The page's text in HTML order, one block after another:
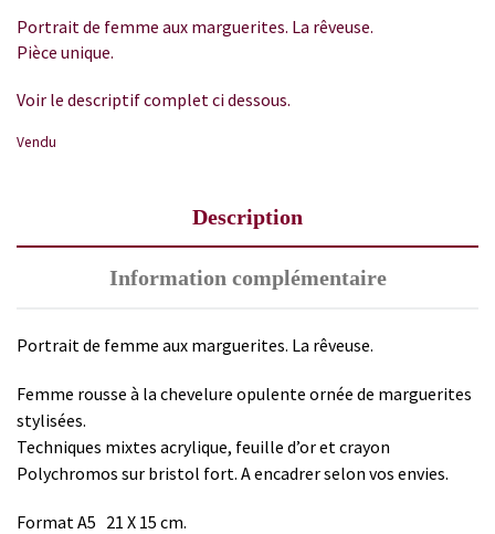
Portrait de femme aux marguerites. La rêveuse.
Pièce unique.
Voir le descriptif complet ci dessous.
Vendu
Description
Information complémentaire
Portrait de femme aux marguerites. La rêveuse.
Femme rousse à la chevelure opulente ornée de marguerites
stylisées.
Techniques mixtes acrylique, feuille d’or et crayon
Polychromos sur bristol fort. A encadrer selon vos envies.
Format A5 21 X 15 cm.